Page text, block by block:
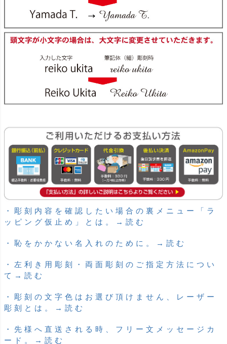
・彫刻内容を確認したい場合の裏メニュー「ラ
ッピング仮止め」とは。→読む
・恥をかかない名入れのために。→読む
・左利き用彫刻・両面彫刻のご指定方法につい
て→読む
・彫刻の文字色はお選び頂けません、レーザー
彫刻とは。→読む
・先様へ直送される時、フリー文メッセージカ
ード。→読む